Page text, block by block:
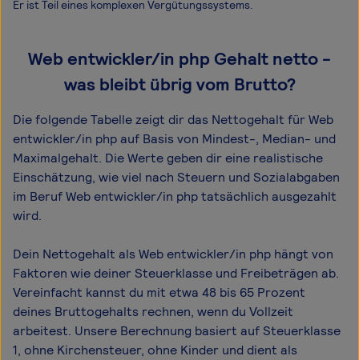
Er ist Teil eines komplexen Vergütungssystems.
Web entwickler/in php Gehalt netto -
was bleibt übrig vom Brutto?
Die folgende Tabelle zeigt dir das Netto­gehalt für Web
entwickler/in php auf Basis von Mindest-, Median- und
Maximal­gehalt. Die Werte geben dir eine realistische
Einschätzung, wie viel nach Steuern und Sozialabgaben
im Beruf Web entwickler/in php tatsächlich ausgezahlt
wird.
Dein Nettogehalt als Web entwickler/in php hängt von
Faktoren wie deiner Steuerklasse und Freibeträgen ab.
Vereinfacht kannst du mit etwa 48 bis 65 Prozent
deines Bruttogehalts rechnen, wenn du Vollzeit
arbeitest. Unsere Berechnung basiert auf Steuerklasse
1, ohne Kirchensteuer, ohne Kinder und dient als